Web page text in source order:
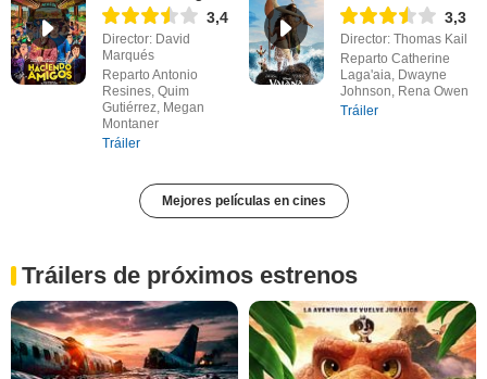
3,4
Director: David
Marqués
Reparto Antonio
Resines, Quim
Gutiérrez, Megan
Montaner
Tráiler
3,3
Director: Thomas Kail
Reparto Catherine
Laga'aia, Dwayne
Johnson, Rena Owen
Tráiler
Mejores películas en cines
Tráilers de próximos estrenos